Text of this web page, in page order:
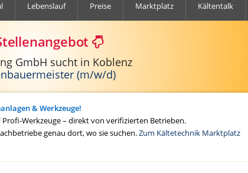
Lebenslauf Preise Marktplatz
Kältentalk
GmbH sucht in Koblenz
(m/w/d)
& Werkzeuge!
Werkzeuge – direkt von verifizierten Betrieben.
genau dort, wo sie suchen.Zum Kältetechnik Marktplatz